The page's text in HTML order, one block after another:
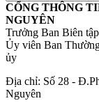
CỔNG THÔNG
NGUYÊN
Trưởng Ban Biên
Ủy viên Ban
ủy
Địa chỉ: Số 28 -
Nguyên